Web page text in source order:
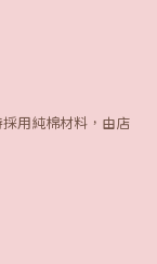
採用純棉材料，由店